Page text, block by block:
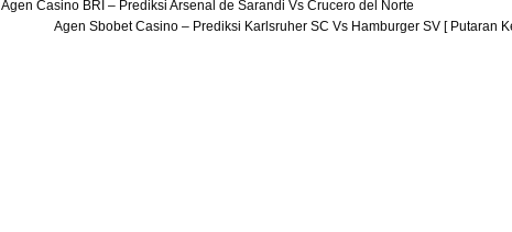
Agen Casino BRI – Prediksi Arsenal de Sarandi Vs Crucero del Norte
Agen Sbobet Casino – Prediksi Karlsruher SC Vs Hamburger SV [ Putaran